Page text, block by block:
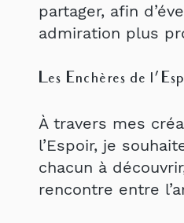
partager, afin
admiration plus
Les Enchères de
À travers mes
l’Espoir, je
chacun à
rencontre entre